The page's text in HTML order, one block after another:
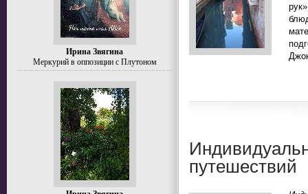
путешествий
Ирина Звягина
Меркурий в оппозиции с Плутоном